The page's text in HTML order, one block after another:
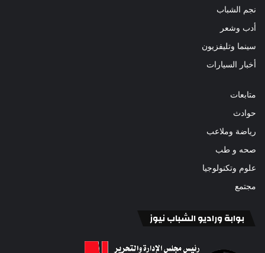
نجم الشباب
أدب وشعر
سينما وتليفزيون
أخبار السيارات
متابعات
حوادث
رياضة وملاعب
صحه و طب
علوم وتكنولوجيا
مجتمع
بوابة وراديو الشباب نيوز